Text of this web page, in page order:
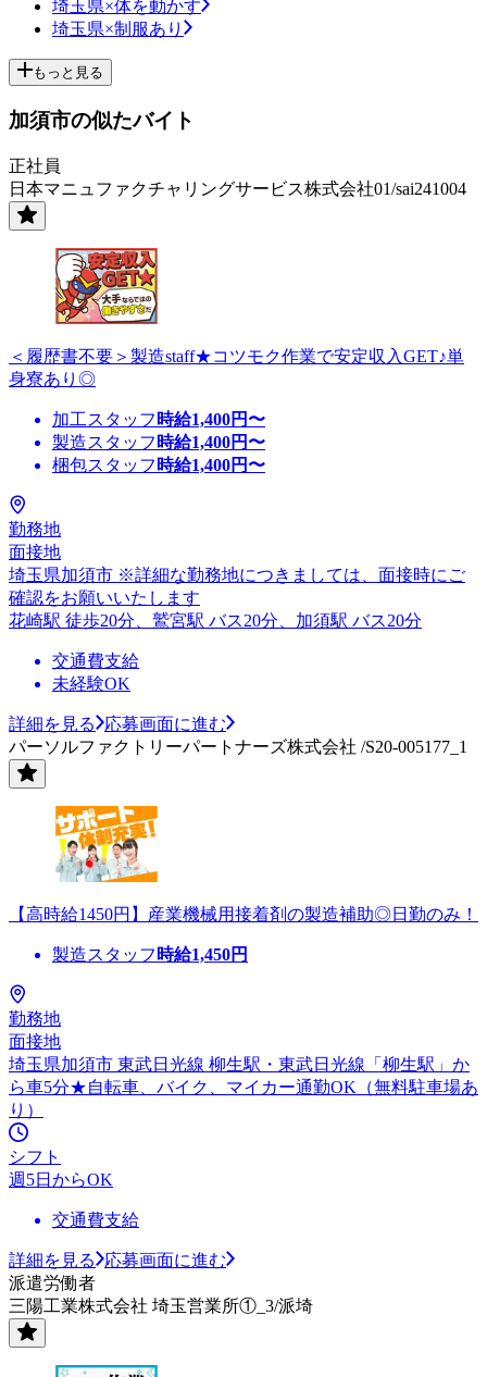
埼玉県×体を動かす
埼玉県×制服あり
もっと見る
加須市の似たバイト
正社員
日本マニュファクチャリングサービス株式会社01/sai241004
＜履歴書不要＞製造staff★コツモク作業で安定収入GET♪単
身寮あり◎
加工スタッフ 時給1,400円〜
製造スタッフ 時給1,400円〜
梱包スタッフ 時給1,400円〜
勤務地
面接地
埼玉県加須市 ※詳細な勤務地につきましては、面接時にご
確認をお願いいたします
花崎駅 徒歩20分、鷲宮駅 バス20分、加須駅 バス20分
交通費支給
未経験OK
詳細を見る
応募画面に進む
パーソルファクトリーパートナーズ株式会社 /S20-005177_1
【高時給1450円】産業機械用接着剤の製造補助◎日勤のみ！
製造スタッフ 時給1,450円
勤務地
面接地
埼玉県加須市 東武日光線 柳生駅・東武日光線「柳生駅」か
ら車5分★自転車、バイク、マイカー通勤OK（無料駐車場あ
り）
シフト
週5日からOK
交通費支給
詳細を見る
応募画面に進む
派遣労働者
三陽工業株式会社 埼玉営業所①_3/派埼